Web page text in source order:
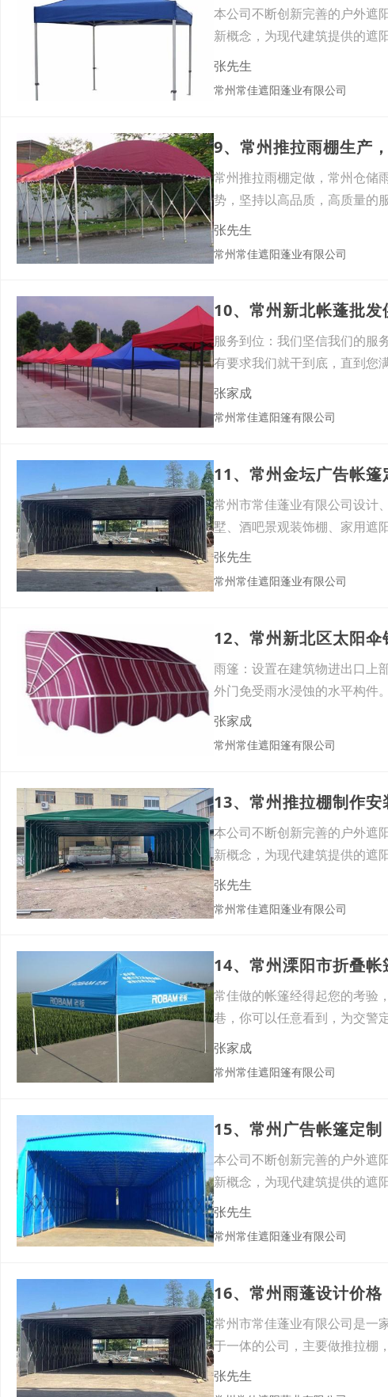
本公司不断创新完善的户外遮
新概念，为现代建筑提供的遮
闲用
张先生
常州常佳遮阳蓬业有限公司
9、常州推拉雨棚生产
常州推拉雨棚定做，常州仓储
势，坚持以高品质，高质量的
新
张先生
常州常佳遮阳蓬业有限公司
10、常州新北帐蓬批
服务到位：我们坚信我们的服
有要求我们就干到底，直到您
张家成
常州常佳遮阳篷有限公司
11、常州金坛广告帐
常州市常佳蓬业有限公司设计
墅、酒吧景观装饰棚、家用遮
华恐
张先生
常州常佳遮阳蓬业有限公司
12、常州新北区太阳
雨篷：设置在建筑物进出口上
外门免受雨水浸蚀的水平构件
悬挑
张家成
常州常佳遮阳篷有限公司
13、常州推拉棚制作
本公司不断创新完善的户外遮
新概念，为现代建筑提供的遮
闲用
张先生
常州常佳遮阳蓬业有限公司
14、常州溧阳市折叠
常佳做的帐篷经得起您的考验
巷，你可以任意看到，为交警
园观光
张家成
常州常佳遮阳篷有限公司
15、常州广告帐篷定
本公司不断创新完善的户外遮
新概念，为现代建筑提供的遮
闲用
张先生
常州常佳遮阳蓬业有限公司
16、常州雨蓬设计价
常州市常佳蓬业有限公司是一
于一体的公司，主要做推拉棚
户外
张先生